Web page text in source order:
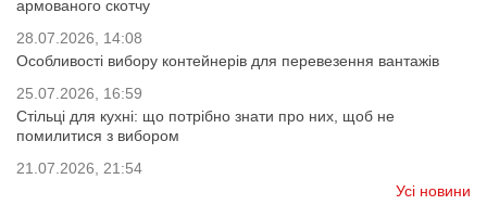
армованого скотчу
28.07.2026, 14:08
Особливості вибору контейнерів для перевезення вантажів
25.07.2026, 16:59
Стільці для кухні: що потрібно знати про них, щоб не
помилитися з вибором
21.07.2026, 21:54
Усі новини